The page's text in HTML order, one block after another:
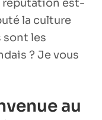
est-
la culture
sont les
? Je vous
au